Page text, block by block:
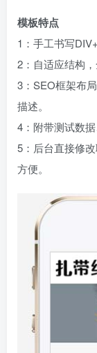
模板特点
1：手工书写
2：自适应结构
3：SEO框架布
描述。
4：附带测试数
5：后台直接修
方便。